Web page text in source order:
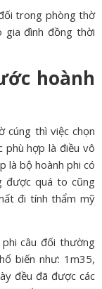
trong phòng thờ
gia đình đồng thời
hoành
cúng thì việc chọn
phù hợp là điều vô
là bộ hoành phi có
được quá to cũng
đi tính thẩm mỹ
câu đối thường
biến như: 1m35,
đều đã được các